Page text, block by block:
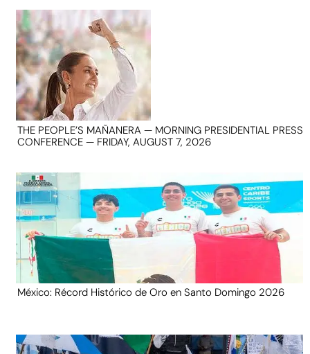
THE PEOPLE’S MAÑANERA — MORNING PRESIDENTIAL PRESS
CONFERENCE — FRIDAY, AUGUST 7, 2026
México: Récord Histórico de Oro en Santo Domingo 2026